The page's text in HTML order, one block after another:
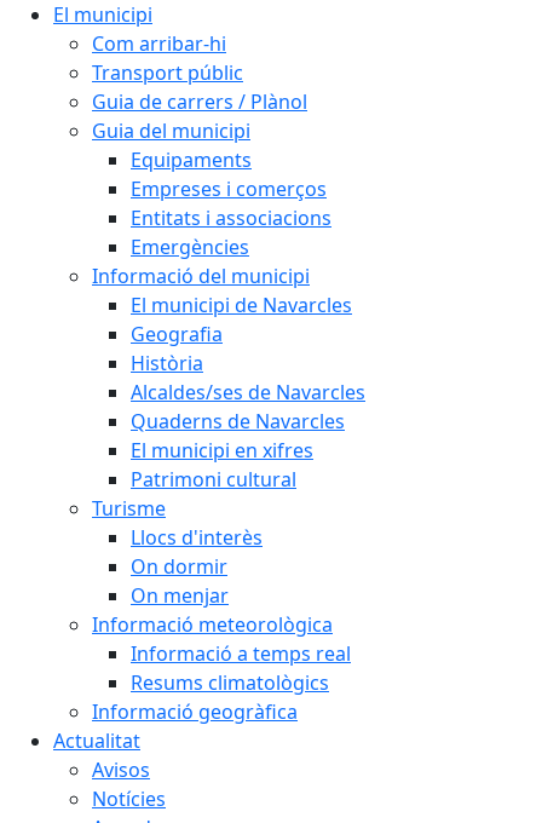
El municipi
Com arribar-hi
Transport públic
Guia de carrers / Plànol
Guia del municipi
Equipaments
Empreses i comerços
Entitats i associacions
Emergències
Informació del municipi
El municipi de Navarcles
Geografia
Història
Alcaldes/ses de Navarcles
Quaderns de Navarcles
El municipi en xifres
Patrimoni cultural
Turisme
Llocs d'interès
On dormir
On menjar
Informació meteorològica
Informació a temps real
Resums climatològics
Informació geogràfica
Actualitat
Avisos
Notícies